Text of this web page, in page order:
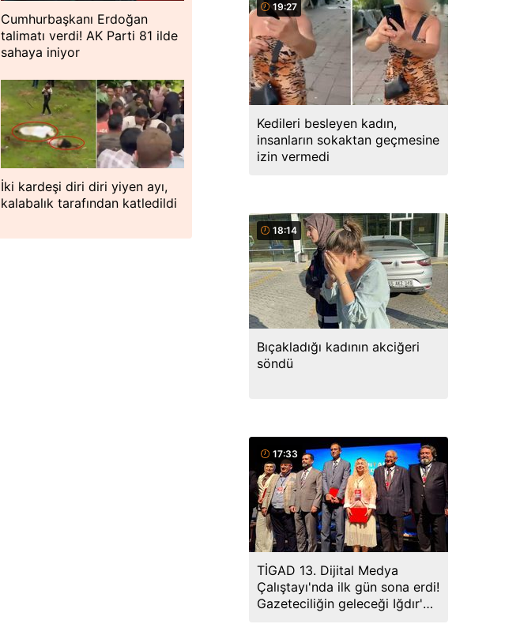
Cumhurbaşkanı Erdoğan
talimatı verdi! AK Parti 81 ilde
sahaya iniyor
İki kardeşi diri diri yiyen ayı,
kalabalık tarafından katledildi
19:27
Kedileri besleyen kadın,
insanların sokaktan geçmesine
izin vermedi
18:14
Bıçakladığı kadının akciğeri
söndü
17:33
TİGAD 13. Dijital Medya
Çalıştayı'nda ilk gün sona erdi!
Gazeteciliğin geleceği Iğdır'da